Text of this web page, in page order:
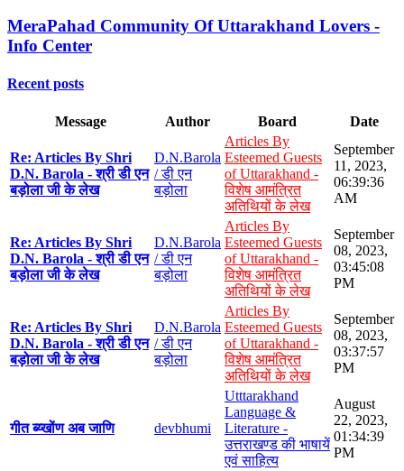
MeraPahad Community Of Uttarakhand Lovers -
Info Center
Recent posts
Message Author Board Date
Re: Articles By Shri
D.N. Barola - श्री डी एन
बड़ोला जी के लेख
D.N.Barola
/ डी एन
बड़ोला
Articles By
Esteemed Guests
of Uttarakhand -
विशेष आमंत्रित
अतिथियों के लेख
September
11, 2023,
06:39:36
AM
Re: Articles By Shri
D.N. Barola - श्री डी एन
बड़ोला जी के लेख
D.N.Barola
/ डी एन
बड़ोला
Articles By
Esteemed Guests
of Uttarakhand -
विशेष आमंत्रित
अतिथियों के लेख
September
08, 2023,
03:45:08
PM
Re: Articles By Shri
D.N. Barola - श्री डी एन
बड़ोला जी के लेख
D.N.Barola
/ डी एन
बड़ोला
Articles By
Esteemed Guests
of Uttarakhand -
विशेष आमंत्रित
अतिथियों के लेख
September
08, 2023,
03:37:57
PM
गीत ब्य्खोंण अब जाणि devbhumi
Utttarakhand
Language &
Literature -
उत्तराखण्ड की भाषायें
एवं साहित्य
August
22, 2023,
01:34:39
PM